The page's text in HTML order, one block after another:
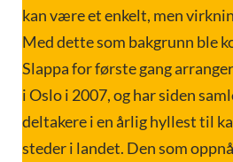
kan være et enkelt, men
Med dette som bakgrunn ble
Slappa for første gang
i Oslo i 2007, og har siden
deltakere i en årlig hyllest til
steder i landet. Den som